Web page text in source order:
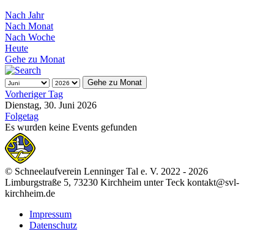
Nach Jahr
Nach Monat
Nach Woche
Heute
Gehe zu Monat
Gehe zu Monat
Vorheriger Tag
Dienstag, 30. Juni 2026
Folgetag
Es wurden keine Events gefunden
© Schneelaufverein Lenninger Tal e. V. 2022 - 2026
Limburgstraße 5, 73230 Kirchheim unter Teck kontakt@svl-
kirchheim.de
Impressum
Datenschutz